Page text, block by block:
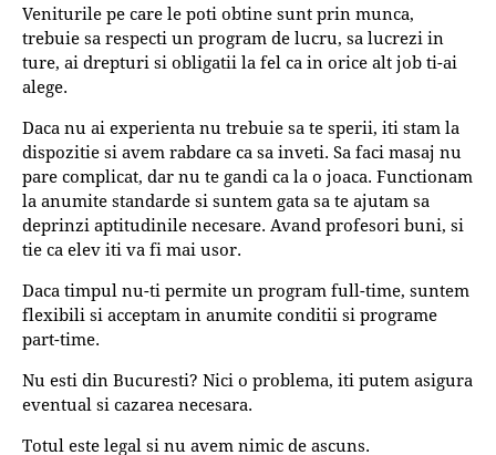
Veniturile pe care le poti obtine sunt prin munca,
trebuie sa respecti un program de lucru, sa lucrezi in
ture, ai drepturi si obligatii la fel ca in orice alt job ti-ai
alege.
Daca nu ai experienta nu trebuie sa te sperii, iti stam la
dispozitie si avem rabdare ca sa inveti. Sa faci masaj nu
pare complicat, dar nu te gandi ca la o joaca. Functionam
la anumite standarde si suntem gata sa te ajutam sa
deprinzi aptitudinile necesare. Avand profesori buni, si
tie ca elev iti va fi mai usor.
Daca timpul nu-ti permite un program full-time, suntem
flexibili si acceptam in anumite conditii si programe
part-time.
Nu esti din Bucuresti? Nici o problema, iti putem asigura
eventual si cazarea necesara.
Totul este legal si nu avem nimic de ascuns.